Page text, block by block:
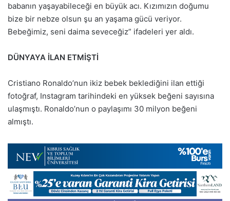
babanın yaşayabileceği en büyük acı. Kızımızın doğumu
bize bir nebze olsun şu an yaşama gücü veriyor.
Bebeğimiz, seni daima seveceğiz” ifadeleri yer aldı.
DÜNYAYA İLAN ETMİŞTİ
Cristiano Ronaldo’nun ikiz bebek beklediğini ilan ettiği
fotoğraf, Instagram tarihindeki en yüksek beğeni sayısına
ulaşmıştı. Ronaldo’nun o paylaşımı 30 milyon beğeni
almıştı.